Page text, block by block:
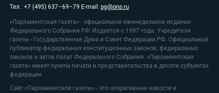
Тел.: +7 (495) 637–69–79 E-mail: pg@pnp.ru
«Парламентская газета» - официальное еженедельное издание
Федерального Собрания РФ. Издается с 1997 года. Учредители
газеты - Государственная Дума и Совет Федерации РФ. Официальный
публикатор федеральных конституционных законов, федеральных
законов и актов палат Федерального Собрания. «Парламентская
газета» имеет пункты печати и представительства в десяти субъектах
федерации.
Сайт «Парламентской газеты» - это оперативные новости и